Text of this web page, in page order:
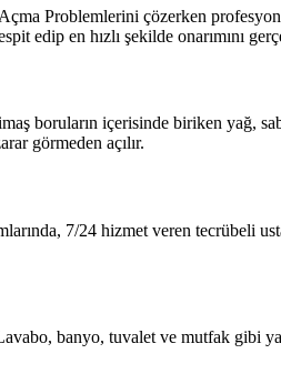
Problemlerini çözerken
edip en hızlı şekilde onarımını
boruların içerisinde biriken yağ,
görmeden açılır.
7/24 hizmet veren tecrübeli
banyo, tuvalet ve mutfak gibi